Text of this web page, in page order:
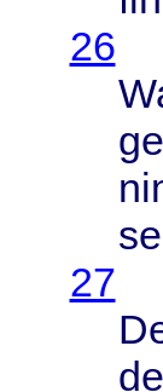
26
27